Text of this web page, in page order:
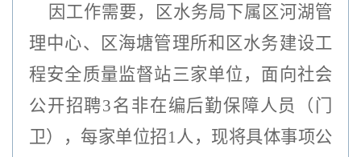
因工作需要，区水务局下属区河湖管
理中心、区海塘管理所和区水务建设工
程安全质量监督站三家单位，面向社会
公开招聘3名非在编后勤保障人员（门
卫），每家单位招1人，现将具体事项公